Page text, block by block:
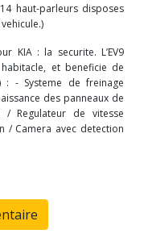
haut-parleurs disposes
KIA : la securite. L’EV9
et beneficie de
: - Systeme de freinage
des panneaux de
Regulateur de vitesse
/ Camera avec detection